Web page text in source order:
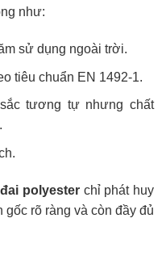
như:
sử dụng ngoài trời.
tiêu chuẩn EN 1492-1.
tương tự nhưng chất
polyesterchỉ phát huy
gốc rõ ràng và còn đầy đủ